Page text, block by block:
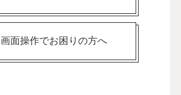
画面操作でお困りの方へ